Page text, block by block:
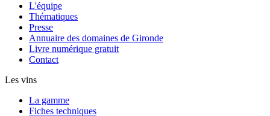
L'équipe
Thématiques
Presse
Annuaire des domaines de Gironde
Livre numérique gratuit
Contact
Les vins
La gamme
Fiches techniques